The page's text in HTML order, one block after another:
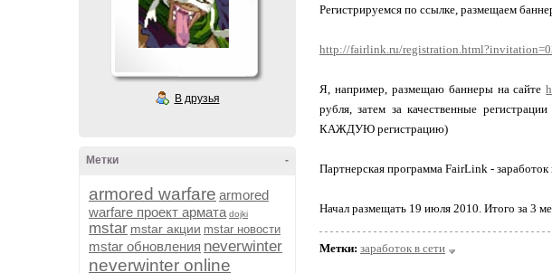
В друзья
-
Метки
armored warfare armored
warfare проект армата dojki
mstar mstar акции mstar новости
mstar обновления neverwinter
neverwinter online
Регистрируемся по ссылке, размещаем
http://fairlink.ru/
Я, например, размещаю баннеры на сайте
рубля, затем за качественные
КАЖДУЮ регистрацию)
Партнерская программа FairLink -
Начал размещать 19 июля 2010. Итого за 3
Метки: заработок в сети